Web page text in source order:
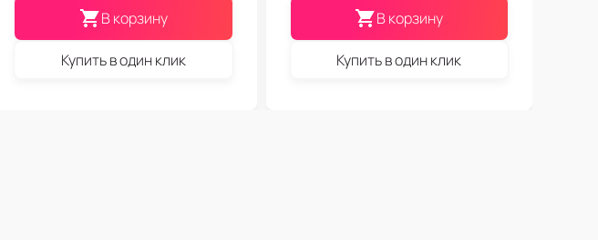
В корзину
Купить в один клик
В корзину
Купить в один клик